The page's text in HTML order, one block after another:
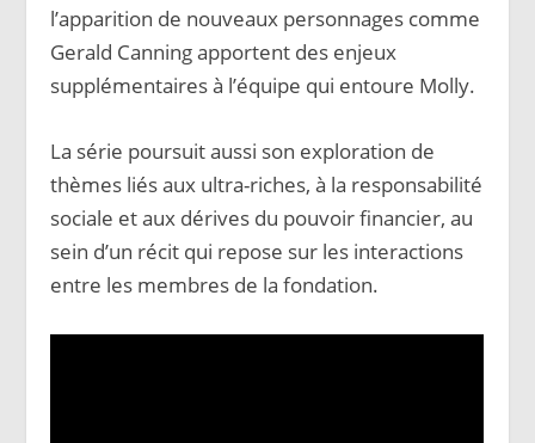
l’apparition de nouveaux personnages comme
Gerald Canning apportent des enjeux
supplémentaires à l’équipe qui entoure Molly.
La série poursuit aussi son exploration de
thèmes liés aux ultra-riches, à la responsabilité
sociale et aux dérives du pouvoir financier, au
sein d’un récit qui repose sur les interactions
entre les membres de la fondation.